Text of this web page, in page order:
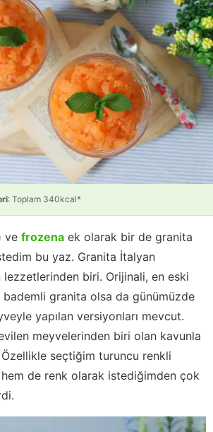
: Toplam 340kcal*
ve frozena ek olarak bir de granita
bu yaz. Granita İtalyan
lezzetlerinden biri. Orijinali, en eski
granita olsa da günümüzde
yapılan versiyonları mevcut.
meyvelerinden biri olan kavunla
seçtiğim turuncu renkli
de renk olarak istediğimden çok